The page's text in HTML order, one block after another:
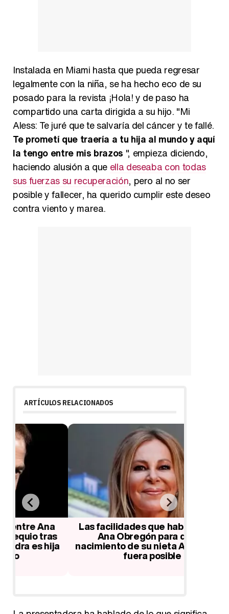
Instalada en Miami hasta que pueda regresar
legalmente con la niña, se ha hecho eco de su
posado para la revista ¡Hola! y de paso ha
compartido una carta dirigida a su hijo. "Mi
Aless: Te juré que te salvaría del cáncer y te fallé.
Te prometí que traería a tu hija al mundo y aquí
la tengo entre mis brazos ", empieza diciendo,
haciendo alusión a que ella deseaba con todas
sus fuerzas su recuperación, pero al no ser
posible y fallecer, ha querido cumplir este deseo
contra viento y marea.
ARTÍCULOS RELACIONADOS
Las facilidades que habría tenido
Ana Obregón para que el
nacimiento de su nieta Ana Sandra
fuera posible